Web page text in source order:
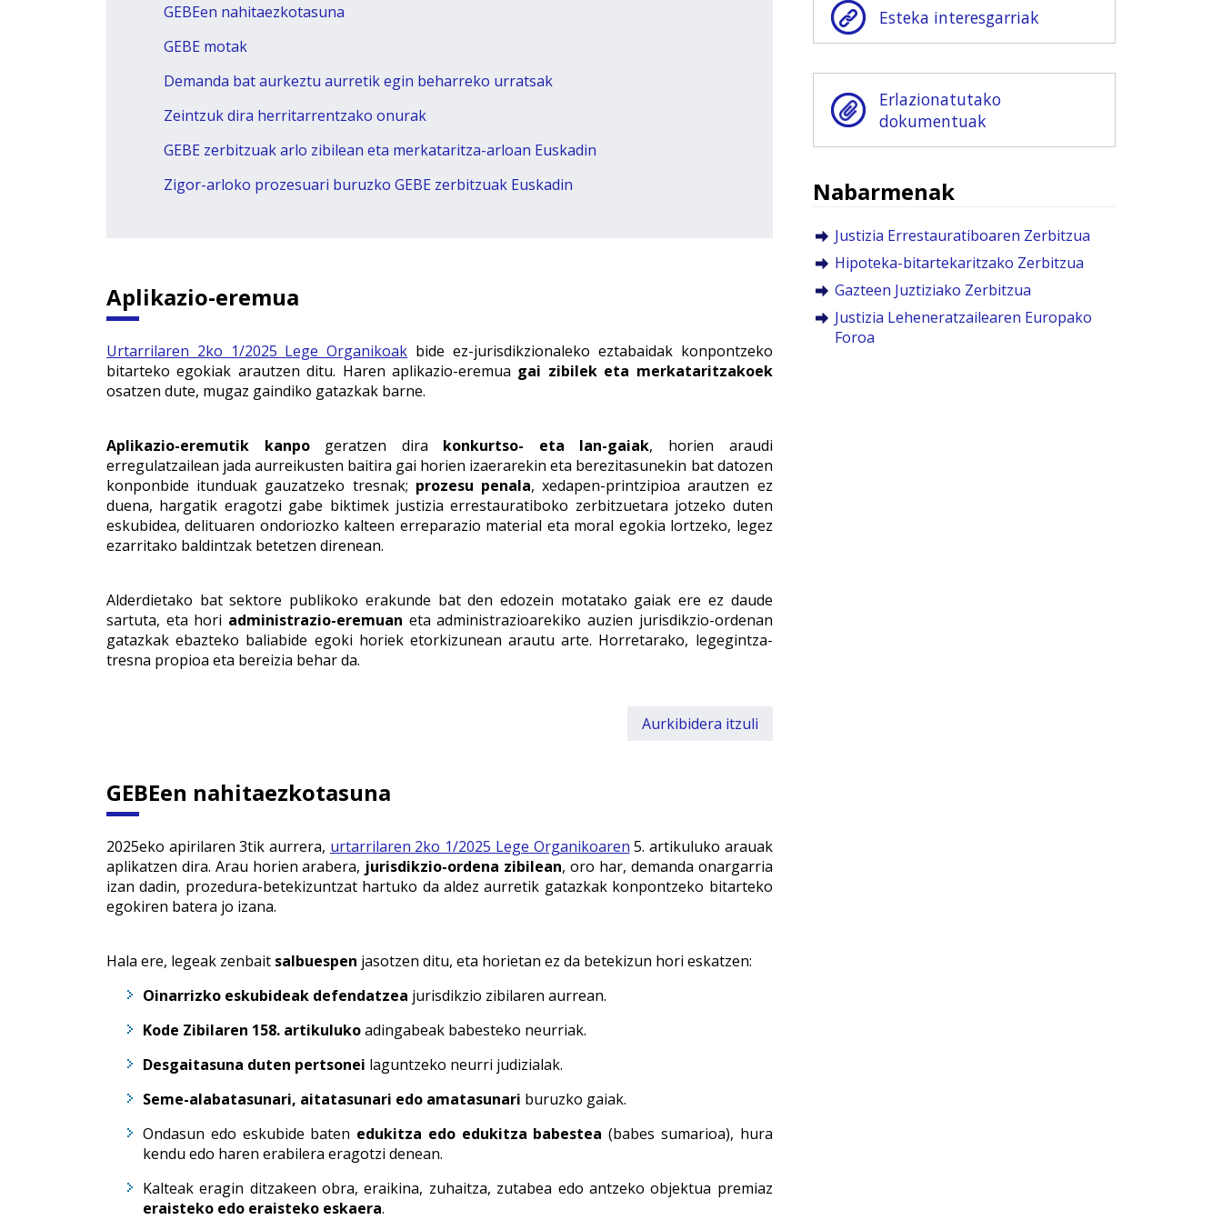
GEBEen nahitaezkotasuna
GEBE motak
Demanda bat aurkeztu aurretik egin beharreko urratsak
Zeintzuk dira herritarrentzako onurak
GEBE zerbitzuak arlo zibilean eta merkataritza-arloan Euskadin
Zigor-arloko prozesuari buruzko GEBE zerbitzuak Euskadin
Aplikazio-eremua
Urtarrilaren 2ko 1/2025 Lege Organikoak bide ez-jurisdikzionaleko eztabaidak konpontzeko
bitarteko egokiak arautzen ditu. Haren aplikazio-eremua gai zibilek eta merkataritzakoek
osatzen dute, mugaz gaindiko gatazkak barne.
Aplikazio-eremutik kanpo geratzen dira konkurtso- eta lan-gaiak, horien araudi
erregulatzailean jada aurreikusten baitira gai horien izaerarekin eta berezitasunekin bat datozen
konponbide itunduak gauzatzeko tresnak; prozesu penala, xedapen-printzipioa arautzen ez
duena, hargatik eragotzi gabe biktimek justizia errestauratiboko zerbitzuetara jotzeko duten
eskubidea, delituaren ondoriozko kalteen erreparazio material eta moral egokia lortzeko, legez
ezarritako baldintzak betetzen direnean.
Alderdietako bat sektore publikoko erakunde bat den edozein motatako gaiak ere ez daude
sartuta, eta hori administrazio-eremuan eta administrazioarekiko auzien jurisdikzio-ordenan
gatazkak ebazteko baliabide egoki horiek etorkizunean arautu arte. Horretarako, legegintza-
tresna propioa eta bereizia behar da.
Aurkibidera itzuli
GEBEen nahitaezkotasuna
2025eko apirilaren 3tik aurrera, urtarrilaren 2ko 1/2025 Lege Organikoaren 5. artikuluko arauak
aplikatzen dira. Arau horien arabera, jurisdikzio-ordena zibilean, oro har, demanda onargarria
izan dadin, prozedura-betekizuntzat hartuko da aldez aurretik gatazkak konpontzeko bitarteko
egokiren batera jo izana.
Hala ere, legeak zenbait salbuespen jasotzen ditu, eta horietan ez da betekizun hori eskatzen:
Oinarrizko eskubideak defendatzea jurisdikzio zibilaren aurrean.
Kode Zibilaren 158. artikulukoadingabeak babesteko neurriak.
Desgaitasuna duten pertsonei laguntzeko neurri judizialak.
Seme-alabatasunari, aitatasunari edo amatasunari buruzko gaiak.
Ondasun edo eskubide baten edukitza edo edukitza babestea (babes sumarioa), hura
kendu edo haren erabilera eragotzi denean.
Kalteak eragin ditzakeen obra, eraikina, zuhaitza, zutabea edo antzeko objektua premiaz
eraisteko edo eraisteko eskaera.
Esteka interesgarriak
Erlazionatutako
dokumentuak
Nabarmenak
Justizia Errestauratiboaren Zerbitzua
Hipoteka-bitartekaritzako Zerbitzua
Gazteen Juztiziako Zerbitzua
Justizia Leheneratzailearen Europako
Foroa